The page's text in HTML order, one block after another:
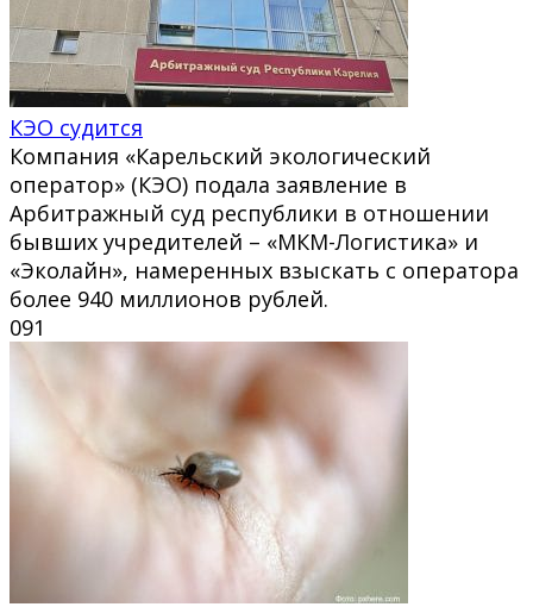
КЭО судится
Компания «Карельский экологический
оператор» (КЭО) подала заявление в
Арбитражный суд республики в отношении
бывших учредителей – «МКМ-Логистика» и
«Эколайн», намеренных взыскать с оператора
более 940 миллионов рублей.
091